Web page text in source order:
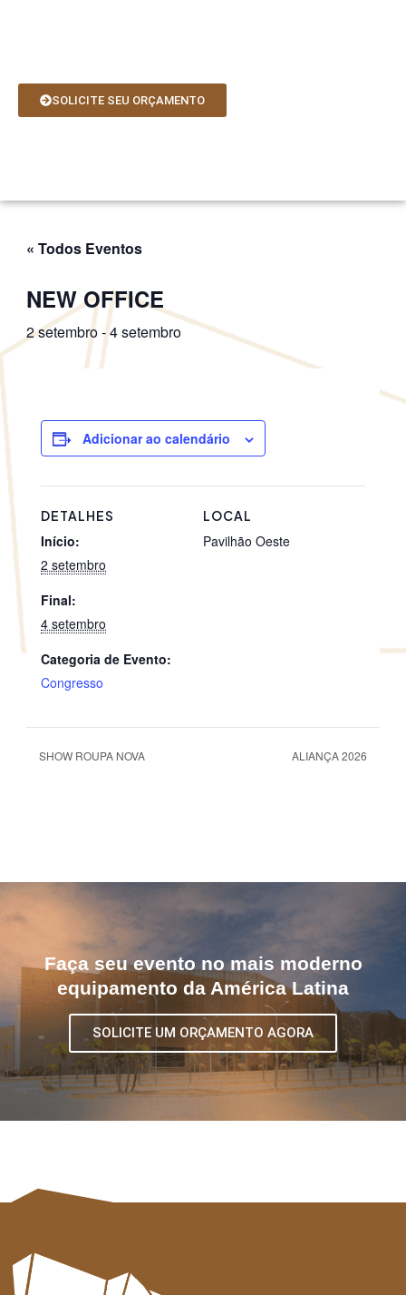
conteúdo
SOLICITE SEU ORÇAMENTO
« Todos Eventos
NEW OFFICE
2 setembro-4 setembro
Adicionar ao calendário
DETALHES
Início:
2 setembro
Final:
4 setembro
Categoria de Evento:
Congresso
LOCAL
Pavilhão Oeste
SHOW ROUPA NOVA ALIANÇA 2026
Faça seu evento no mais moderno
equipamento da América Latina
SOLICITE UM ORÇAMENTO AGORA